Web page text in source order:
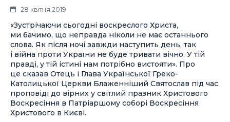
28 квітня 2019
«Зустрічаючи сьогодні воскреслого Христа,
ми бачимо, що неправда ніколи не має останнього
слова. Як після ночі завжди наступить день, так
і війна проти України не буде тривати вічно. У тій
правді, у тій істині нам потрібно вистояти». Про
це сказав Отець і Глава Української Греко-
Католицької Церкви Блаженніший Святослав під час
проповіді до вірних у світлий празник Христового
Воскресіння в Патріаршому соборі Воскресіння
Христового в Києві.